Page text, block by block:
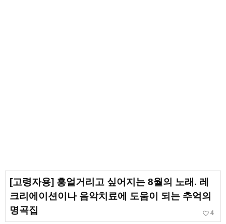
[고령자용] 흥얼거리고 싶어지는 8월의 노래. 레
크리에이션이나 음악치료에 도움이 되는 추억의
명곡집
favorite_border 4